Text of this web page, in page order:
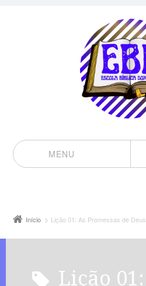
MENU
Início Lição 01: As Promessas de Deus
Lição 01: As